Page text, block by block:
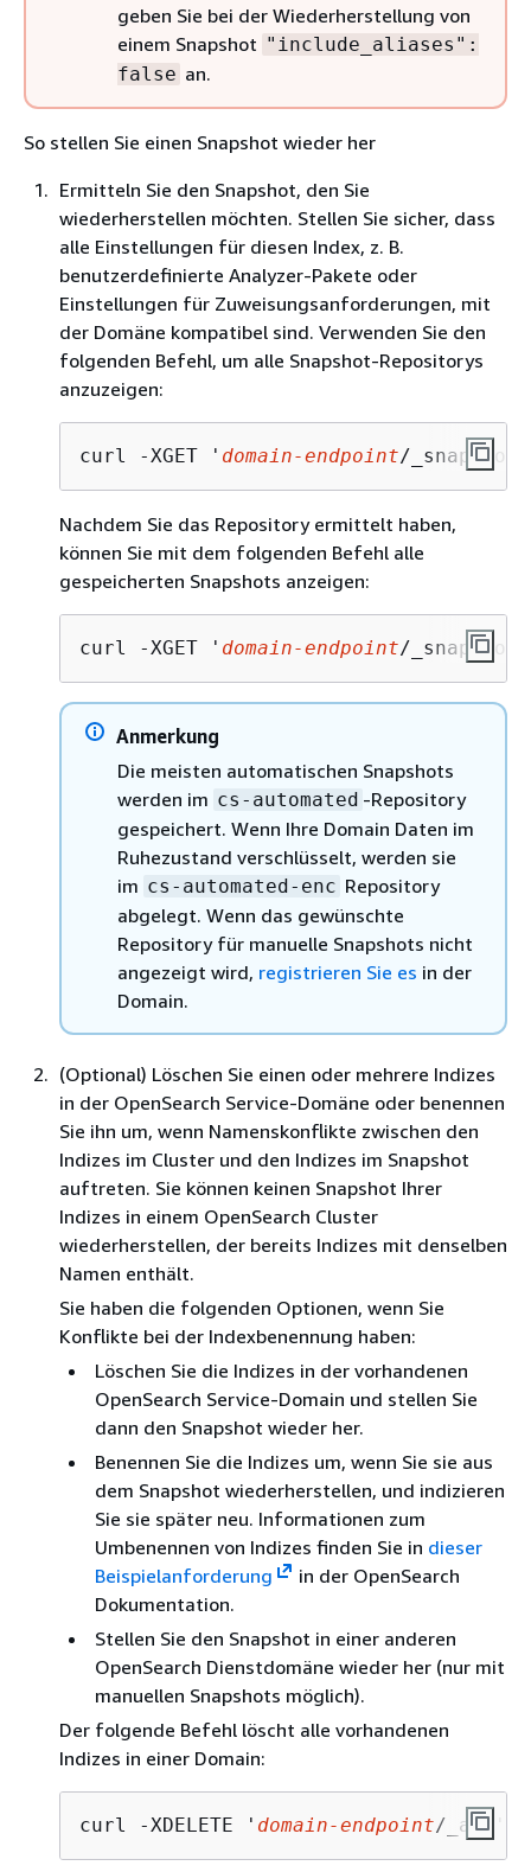
geben Sie bei der Wiederherstellung von
einem Snapshot "include_aliases":
false an.
So stellen Sie einen Snapshot wieder her
Ermitteln Sie den Snapshot, den Sie
wiederherstellen möchten. Stellen Sie sicher, dass
alle Einstellungen für diesen Index, z. B.
benutzerdefinierte Analyzer-Pakete oder
Einstellungen für Zuweisungsanforderungen, mit
der Domäne kompatibel sind. Verwenden Sie den
folgenden Befehl, um alle Snapshot-Repositorys
anzuzeigen:
curl -XGET ' domain-endpoint/
Nachdem Sie das Repository ermittelt haben,
können Sie mit dem folgenden Befehl alle
gespeicherten Snapshots anzeigen:
curl -XGET ' domain-endpoint/_snapshot/
Anmerkung
Die meisten automatischen Snapshots
werden im cs-automated -Repository
gespeichert. Wenn Ihre Domain Daten im
Ruhezustand verschlüsselt, werden sie
im cs-automated-enc Repository
abgelegt. Wenn das gewünschte
Repository für manuelle Snapshots nicht
angezeigt wird, registrieren Sie es in der
Domain.
(Optional) Löschen Sie einen oder mehrere Indizes
in der OpenSearch Service-Domäne oder benennen
Sie ihn um, wenn Namenskonflikte zwischen den
Indizes im Cluster und den Indizes im Snapshot
auftreten. Sie können keinen Snapshot Ihrer
Indizes in einem OpenSearch Cluster
wiederherstellen, der bereits Indizes mit denselben
Namen enthält.
Sie haben die folgenden Optionen, wenn Sie
Konflikte bei der Indexbenennung haben:
Löschen Sie die Indizes in der vorhandenen
OpenSearch Service-Domain und stellen Sie
dann den Snapshot wieder her.
Benennen Sie die Indizes um, wenn Sie sie aus
dem Snapshot wiederherstellen, und indizieren
Sie sie später neu. Informationen zum
Umbenennen von Indizes finden Sie in dieser
Beispielanforderung
in der OpenSearch
Dokumentation.
Stellen Sie den Snapshot in einer anderen
OpenSearch Dienstdomäne wieder her (nur mit
manuellen Snapshots möglich).
Der folgende Befehl löscht alle vorhandenen
Indizes in einer Domain:
curl -XDELETE ' domain-endpoint/_all'